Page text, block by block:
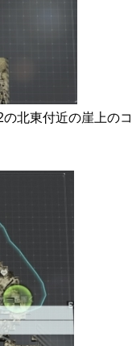
北東付近の崖上の